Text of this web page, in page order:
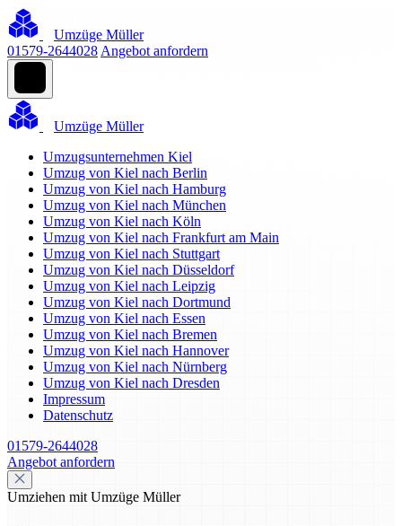
Umzüge Müller
01579-2644028 Angebot anfordern
Umzüge Müller
Umzugsunternehmen Kiel
Umzug von Kiel nach Berlin
Umzug von Kiel nach Hamburg
Umzug von Kiel nach München
Umzug von Kiel nach Köln
Umzug von Kiel nach Frankfurt am Main
Umzug von Kiel nach Stuttgart
Umzug von Kiel nach Düsseldorf
Umzug von Kiel nach Leipzig
Umzug von Kiel nach Dortmund
Umzug von Kiel nach Essen
Umzug von Kiel nach Bremen
Umzug von Kiel nach Hannover
Umzug von Kiel nach Nürnberg
Umzug von Kiel nach Dresden
Impressum
Datenschutz
01579-2644028
Angebot anfordern
Umziehen mit Umzüge Müller